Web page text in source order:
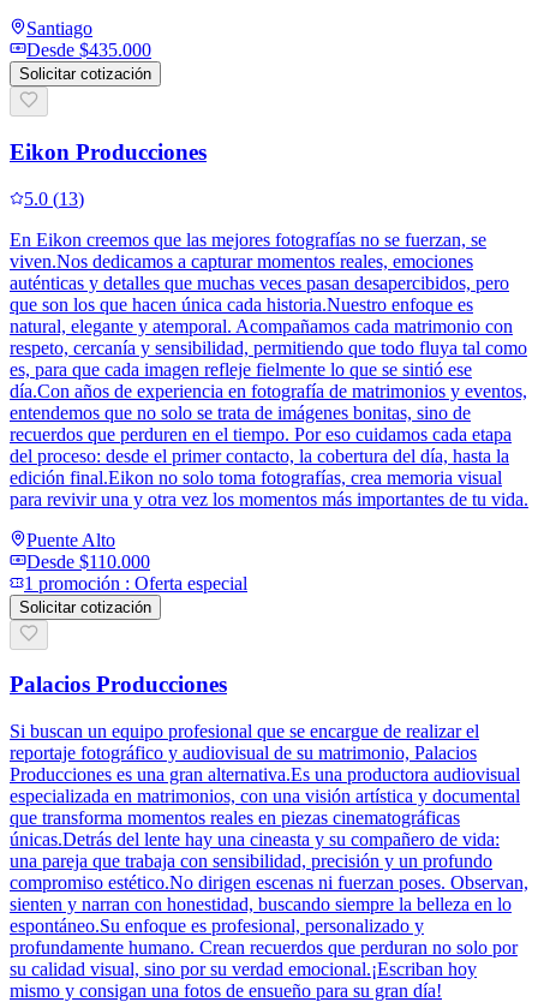
Santiago
Desde $435.000
Solicitar cotización
Eikon Producciones
5.0 (13)
En Eikon creemos que las mejores fotografías no se fuerzan, se
viven.Nos dedicamos a capturar momentos reales, emociones
auténticas y detalles que muchas veces pasan desapercibidos, pero
que son los que hacen única cada historia.Nuestro enfoque es
natural, elegante y atemporal. Acompañamos cada matrimonio con
respeto, cercanía y sensibilidad, permitiendo que todo fluya tal como
es, para que cada imagen refleje fielmente lo que se sintió ese
día.Con años de experiencia en fotografía de matrimonios y eventos,
entendemos que no solo se trata de imágenes bonitas, sino de
recuerdos que perduren en el tiempo. Por eso cuidamos cada etapa
del proceso: desde el primer contacto, la cobertura del día, hasta la
edición final.Eikon no solo toma fotografías, crea memoria visual
para revivir una y otra vez los momentos más importantes de tu vida.
Puente Alto
Desde $110.000
1 promoción : Oferta especial
Solicitar cotización
Palacios Producciones
Si buscan un equipo profesional que se encargue de realizar el
reportaje fotográfico y audiovisual de su matrimonio, Palacios
Producciones es una gran alternativa.Es una productora audiovisual
especializada en matrimonios, con una visión artística y documental
que transforma momentos reales en piezas cinematográficas
únicas.Detrás del lente hay una cineasta y su compañero de vida:
una pareja que trabaja con sensibilidad, precisión y un profundo
compromiso estético.No dirigen escenas ni fuerzan poses. Observan,
sienten y narran con honestidad, buscando siempre la belleza en lo
espontáneo.Su enfoque es profesional, personalizado y
profundamente humano. Crean recuerdos que perduran no solo por
su calidad visual, sino por su verdad emocional.¡Escriban hoy
mismo y consigan una fotos de ensueño para su gran día!